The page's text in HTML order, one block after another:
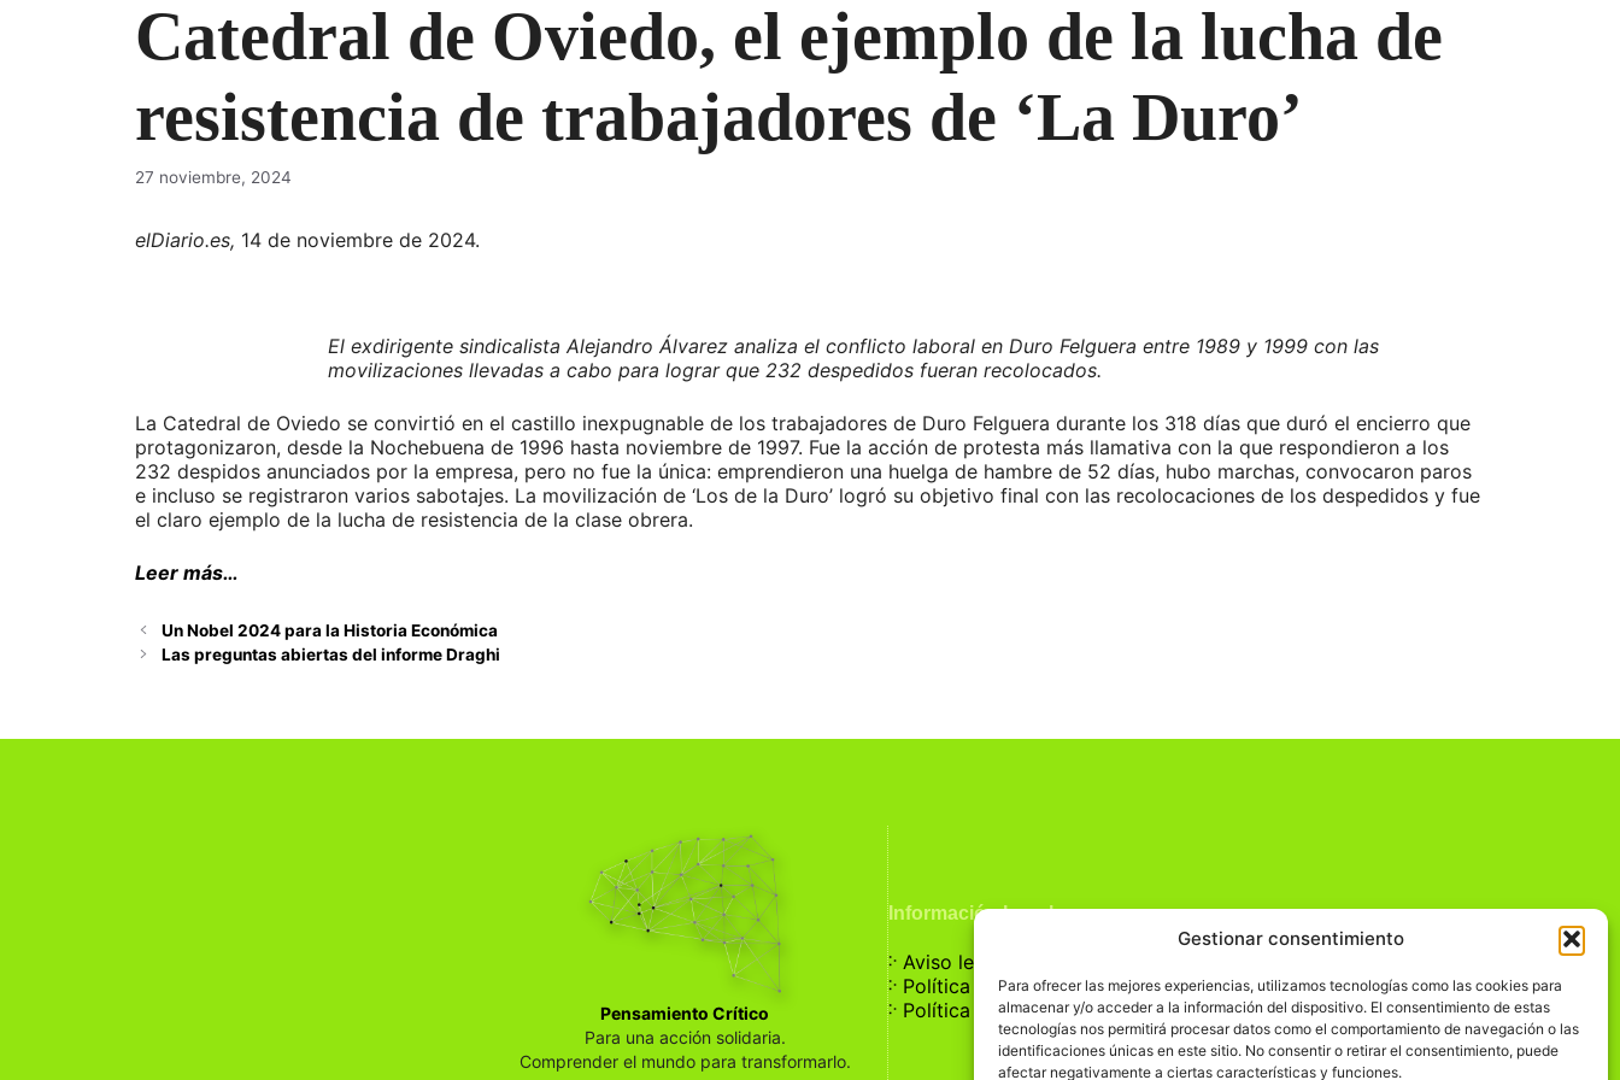
Gestionar consentimiento
Para ofrecer las mejores experiencias, utilizamos tecnologías como las cookies para
almacenar y/o acceder a la información del dispositivo. El consentimiento de estas
tecnologías nos permitirá procesar datos como el comportamiento de navegación o las
identificaciones únicas en este sitio. No consentir o retirar el consentimiento, puede
afectar negativamente a ciertas características y funciones.
Catedral de Oviedo, el ejemplo de la lucha de
resistencia de trabajadores de ‘La Duro’
27 noviembre, 2024
elDiario.es, 14 de noviembre de 2024.
El exdirigente sindicalista Alejandro Álvarez analiza el conflicto laboral en Duro Felguera entre 1989 y 1999 con las
movilizaciones llevadas a cabo para lograr que 232 despedidos fueran recolocados.
La Catedral de Oviedo se convirtió en el castillo inexpugnable de los trabajadores de Duro Felguera durante los 318 días que duró el encierro que
protagonizaron, desde la Nochebuena de 1996 hasta noviembre de 1997. Fue la acción de protesta más llamativa con la que respondieron a los
232 despidos anunciados por la empresa, pero no fue la única: emprendieron una huelga de hambre de 52 días, hubo marchas, convocaron paros
e incluso se registraron varios sabotajes. La movilización de ‘Los de la Duro’ logró su objetivo final con las recolocaciones de los despedidos y fue
el claro ejemplo de la lucha de resistencia de la clase obrera.
Leer más…
Un Nobel 2024 para la Historia Económica
Las preguntas abiertas del informe Draghi
Pensamiento Crítico
Para una acción solidaria.
Comprender el mundo para transformarlo.
Información Legal
჻Aviso legal
჻Política de privacidad
჻Política de cookies